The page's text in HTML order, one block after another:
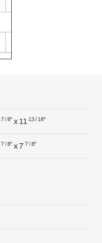
7/8" x 11 13/16"
7/8" x7 7/8"